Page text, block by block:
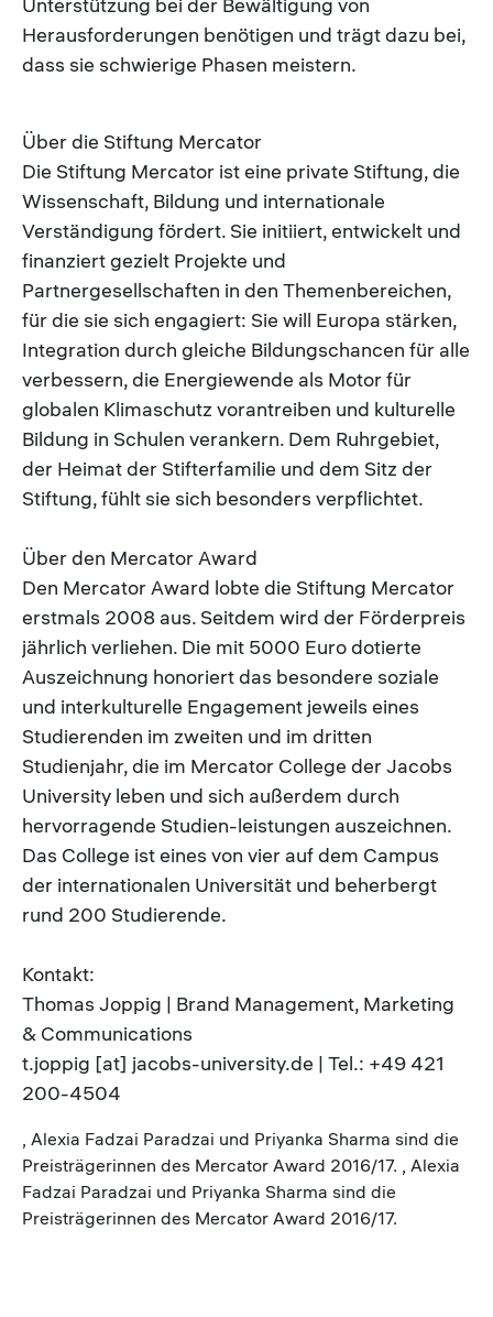
Herausforderungen benötigen und trägt dazu bei,
dass sie schwierige Phasen meistern.
Über die Stiftung Mercator
Die Stiftung Mercator ist eine private Stiftung, die
Wissenschaft, Bildung und internationale
Verständigung fördert. Sie initiiert, entwickelt und
finanziert gezielt Projekte und
Partnergesellschaften in den Themenbereichen,
für die sie sich engagiert: Sie will Europa stärken,
Integration durch gleiche Bildungschancen für alle
verbessern, die Energiewende als Motor für
globalen Klimaschutz vorantreiben und kulturelle
Bildung in Schulen verankern. Dem Ruhrgebiet,
der Heimat der Stifterfamilie und dem Sitz der
Stiftung, fühlt sie sich besonders verpflichtet.
Über den Mercator Award
Den Mercator Award lobte die Stiftung Mercator
erstmals 2008 aus. Seitdem wird der Förderpreis
jährlich verliehen. Die mit 5000 Euro dotierte
Auszeichnung honoriert das besondere soziale
und interkulturelle Engagement jeweils eines
Studierenden im zweiten und im dritten
Studienjahr, die im Mercator College der Jacobs
University leben und sich außerdem durch
hervorragende Studien-leistungen auszeichnen.
Das College ist eines von vier auf dem Campus
der internationalen Universität und beherbergt
rund 200 Studierende.
Kontakt:
Thomas Joppig | Brand Management, Marketing
& Communications
t.joppig [at] jacobs-university.de | Tel.: +49 421
200-4504
, Alexia Fadzai Paradzai und Priyanka Sharma sind die
Preisträgerinnen des Mercator Award 2016/17. , Alexia
Fadzai Paradzai und Priyanka Sharma sind die
Preisträgerinnen des Mercator Award 2016/17.